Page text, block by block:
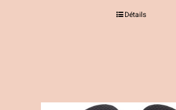
Détails